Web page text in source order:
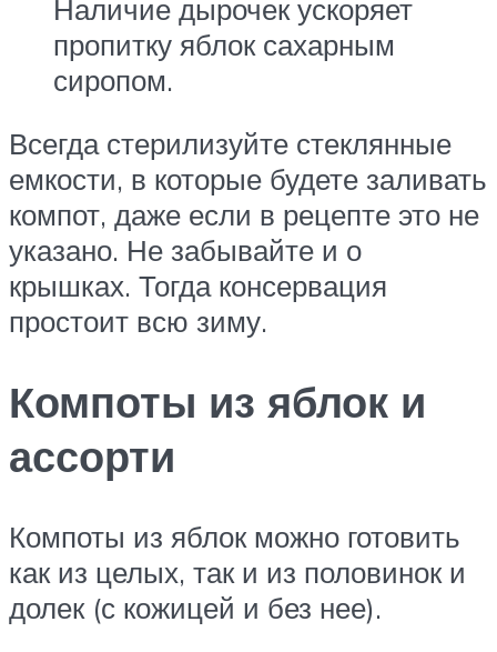
Наличие дырочек ускоряет
пропитку яблок сахарным
сиропом.
Всегда стерилизуйте стеклянные
емкости, в которые будете заливать
компот, даже если в рецепте это не
указано. Не забывайте и о
крышках. Тогда консервация
простоит всю зиму.
Компоты из яблок и
ассорти
Компоты из яблок можно готовить
как из целых, так и из половинок и
долек (с кожицей и без нее).